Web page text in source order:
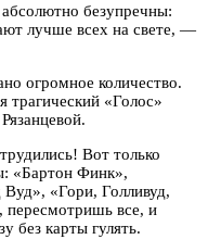
безупречны:
лучше всех на свете, —
огромное количество.
трагический «Голос»
Вот только
«Бартон Финк»,
«Гори, Голливуд,
все, и
без карты гулять.